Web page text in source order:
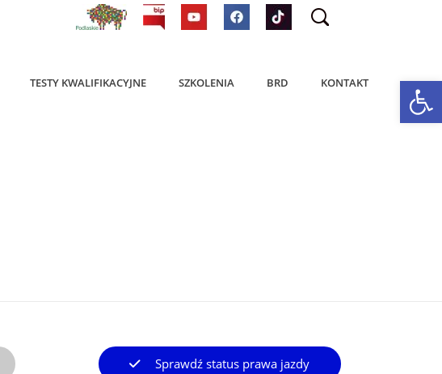
TESTY KWALIFIKACYJNE SZKOLENIA BRD KONTAKT
Sprawdź status prawa jazdy